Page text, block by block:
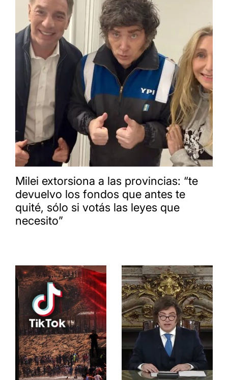
Milei extorsiona a las provincias: “te
devuelvo los fondos que antes te
quité, sólo si votás las leyes que
necesito”